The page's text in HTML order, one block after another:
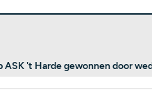
ASK 't Harde gewonnen door